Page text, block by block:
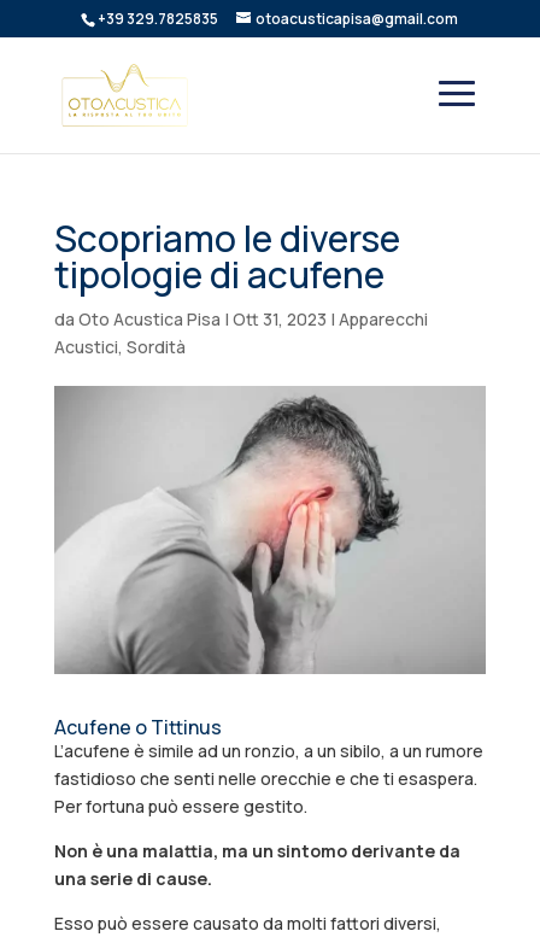
+39 329.7825835 otoacusticapisa@gmail.com
Scopriamo le diverse
tipologie di acufene
da Oto Acustica Pisa | Ott 31, 2023 | Apparecchi
Acustici, Sordità
Acufene o Tittinus
L’acufene è simile ad un ronzio, a un sibilo, a un rumore
fastidioso che senti nelle orecchie e che ti esaspera.
Per fortuna può essere gestito.
Non è una malattia, ma un sintomo derivante da
una serie di cause.
Esso può essere causato da molti fattori diversi,